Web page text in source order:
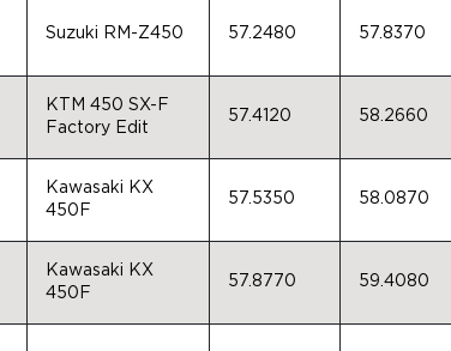
Suzuki RM-Z450 57.2480 57.8370
KTM 450 SX-F
Factory Edit
57.4120 58.2660
Kawasaki KX
450F
57.5350 58.0870
Kawasaki KX
450F
57.8770 59.4080